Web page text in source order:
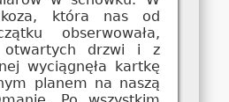
która nas od
obserwowała,
otwartych drzwi i z
wyciągnęła kartkę
planem na naszą